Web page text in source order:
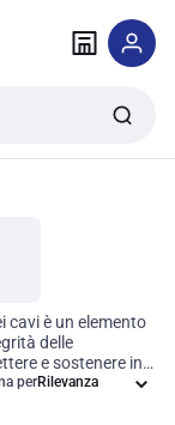
cavi è un elemento
delle
e sostenere in
contribuisce a
per